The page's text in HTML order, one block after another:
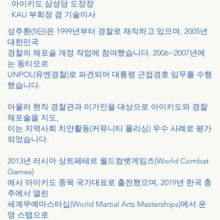
· 아이키도 삼성당 도장장
· KAU 부회장 겸 기술이사
성주환(5단)은 1999년부터 경찰로 재직하고 있으며, 2005년
대한민국
경찰의 체포술 개정 작업에 참여했습니다. 2006~2007년에
는 동티모르
UNPOL(유엔경찰)로 파견되어 대통령 근접경호 임무를 수행
했습니다.
아울러 현직 경찰관과 미가인을 대상으로 아이키도와 경찰
체포술을 지도,
이는 지역사회 치안활동(커뮤니티 폴리싱) 우수 사례로 평가
되었습니다.
2013년 러시아 상트페테르 월드컴뱃게임즈(World Combat
Games)
에서 아이키도 종목 국가대표로 출전했으며, 2019년 한국 충
주에서 열린
세계무예마스터십(World Martial Arts Masterships)에서 운
영 스탭으로